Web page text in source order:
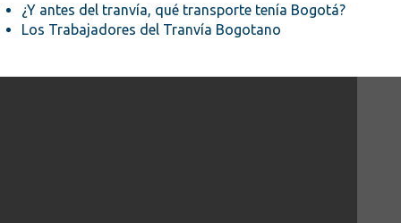
¿Y antes del tranvía, qué transporte tenía Bogotá?
Los Trabajadores del Tranvía Bogotano